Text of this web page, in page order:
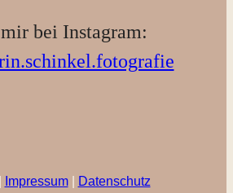
bei Instagram:
Impressum| Datenschutz